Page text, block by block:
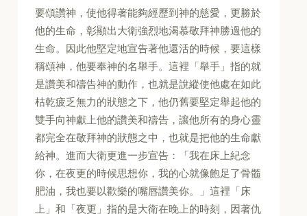
要頌讚神，使他得著能夠經歷到神的慈愛，更勝於
他的生命，彰顯出大衛強烈地渴慕敬拜神勝過他的
生命。因此他堅定地宣告著他還活的時候，要這樣
稱頌神，他要奉神的名舉手。這裡「舉手」指的就
是讚美和禱告神的動作，也就是說縱使他處在如此
枯乾疲乏無力的狀態之下，他仍舊要堅定舉起他的
雙手向神獻上他的讚美和禱告，讓他所有的身心靈
都完全在敬拜神的狀態之中，也就是把他的生命獻
給神。進而大衛更進一步宣告：「我在床上紀念
你，在夜更的時候思想你，我的心就像飽足了骨髓
肥油，我也要以歡樂的嘴唇讚美你。」這裡「床
上」和「夜更」指的是大衛在晚上的時刻，因著仇